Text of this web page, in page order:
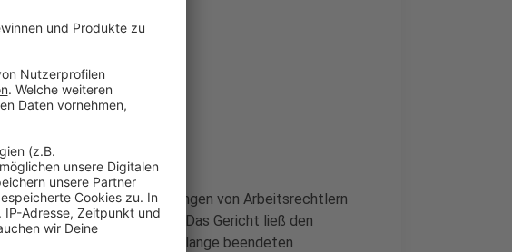
- darüber gehen die Meinungen von Arbeitsrechtlern
werden kann. Das Gericht ließ den
zu zahlreichen Klagen zu lange beendeten